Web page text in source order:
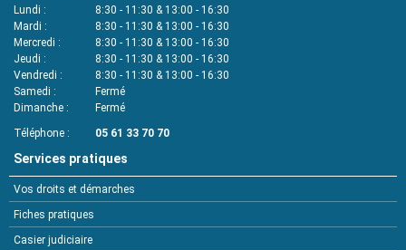
Lundi
8:30 - 11:30 & 13:00 - 16:30
Mardi
8:30 - 11:30 & 13:00 - 16:30
Mercredi
8:30 - 11:30 & 13:00 - 16:30
Jeudi
8:30 - 11:30 & 13:00 - 16:30
Vendredi
8:30 - 11:30 & 13:00 - 16:30
Samedi
Fermé
Dimanche
Fermé
Téléphone
05 61 33 70 70
Services pratiques
Vos droits et démarches
Fiches pratiques
Casier judiciaire